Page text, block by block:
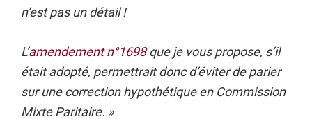
n’est pas un détail !
L’amendement n°1698que je vous propose, s’il
était adopté, permettrait donc d’éviter de parier
sur une correction hypothétique en Commission
Mixte Paritaire. »